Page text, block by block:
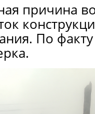
причина
По